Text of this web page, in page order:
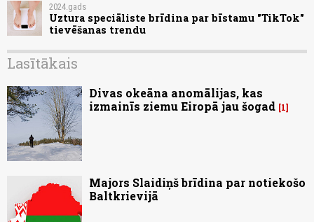
2024.gads
Uztura speciāliste brīdina par bīstamu "TikTok"
tievēšanas trendu
Lasītākais
Divas okeāna anomālijas, kas
izmainīs ziemu Eiropā jau šogad 1
Majors Slaidiņš brīdina par notiekošo
Baltkrievijā